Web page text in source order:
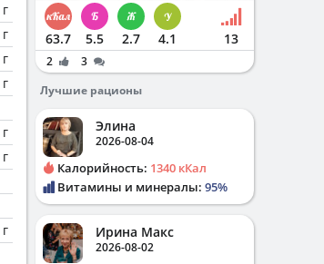
63.7 5.5 2.7 4.1 13
2
3
Лучшие рационы
Элина
2026-08-04
Калорийность: 1340 кКал
Витамины и минералы: 95%
Ирина Макс
2026-08-02